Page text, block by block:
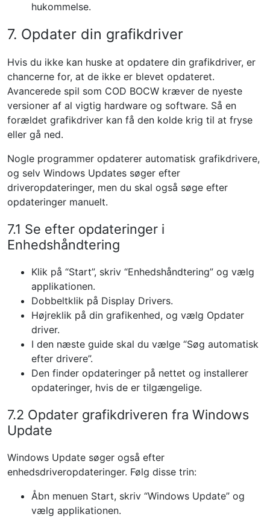
hukommelse.
7. Opdater din grafikdriver
Hvis du ikke kan huske at opdatere din grafikdriver, er
chancerne for, at de ikke er blevet opdateret.
Avancerede spil som COD BOCW kræver de nyeste
versioner af al vigtig hardware og software. Så en
forældet grafikdriver kan få den kolde krig til at fryse
eller gå ned.
Nogle programmer opdaterer automatisk grafikdrivere,
og selv Windows Updates søger efter
driveropdateringer, men du skal også søge efter
opdateringer manuelt.
7.1 Se efter opdateringer i
Enhedshåndtering
Klik på “Start”, skriv “Enhedshåndtering” og vælg
applikationen.
Dobbeltklik på Display Drivers.
Højreklik på din grafikenhed, og vælg Opdater
driver.
I den næste guide skal du vælge “Søg automatisk
efter drivere”.
Den finder opdateringer på nettet og installerer
opdateringer, hvis de er tilgængelige.
7.2 Opdater grafikdriveren fra Windows
Update
Windows Update søger også efter
enhedsdriveropdateringer. Følg disse trin:
Åbn menuen Start, skriv “Windows Update” og
vælg applikationen.